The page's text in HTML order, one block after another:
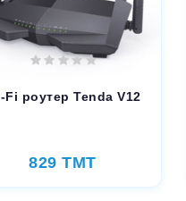
Fi роутер Tenda V12
829 TMT